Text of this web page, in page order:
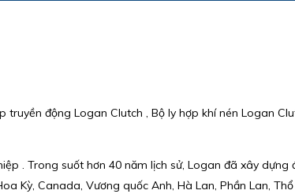
động Logan Clutch , Bộ ly hợp khí nén Logan
. Trong suốt hơn 40 năm lịch sử, Logan đã xây
Kỳ, Canada, Vương quốc Anh, Hà Lan, Phần Lan,